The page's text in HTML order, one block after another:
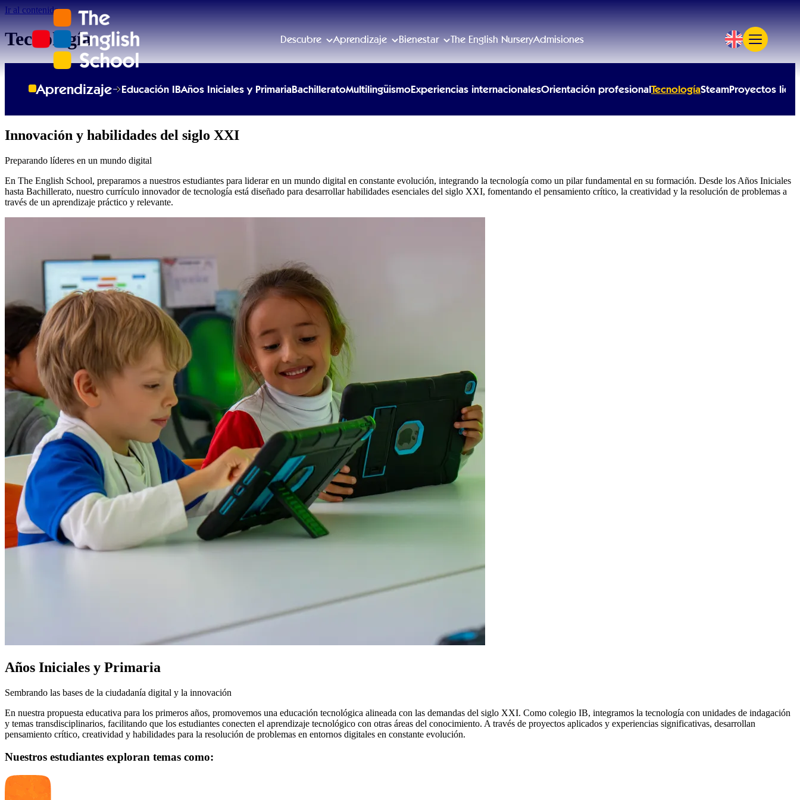
Ir al contenido
Descubre Aprendizaje Bienestar The English NurseryAdmisiones
Tecnología
Aprendizaje Educación IBAños Iniciales y PrimariaBachilleratoMultilingüismoExperiencias internacionalesOrientación profesionalTecnologíaSteamProyectos
Innovación y habilidades del siglo XXI
Preparando líderes en un mundo digital
En The English School, preparamos a nuestros estudiantes para liderar en un mundo digital en constante evolución, integrando la tecnología como un pilar fundamental en su formación. Desde los Años Iniciales
hasta Bachillerato, nuestro currículo innovador de tecnología está diseñado para desarrollar habilidades esenciales del siglo XXI, fomentando el pensamiento crítico, la creatividad y la resolución de problemas a
través de un aprendizaje práctico y relevante.
Años Iniciales y Primaria
Sembrando las bases de la ciudadanía digital y la innovación
En nuestra propuesta educativa para los primeros años, promovemos una educación tecnológica alineada con las demandas del siglo XXI. Como colegio IB, integramos la tecnología con unidades de indagación
y temas transdisciplinarios, facilitando que los estudiantes conecten el aprendizaje tecnológico con otras áreas del conocimiento. A través de proyectos aplicados y experiencias significativas, desarrollan
pensamiento crítico, creatividad y habilidades para la resolución de problemas en entornos digitales en constante evolución.
Nuestros estudiantes exploran temas como: